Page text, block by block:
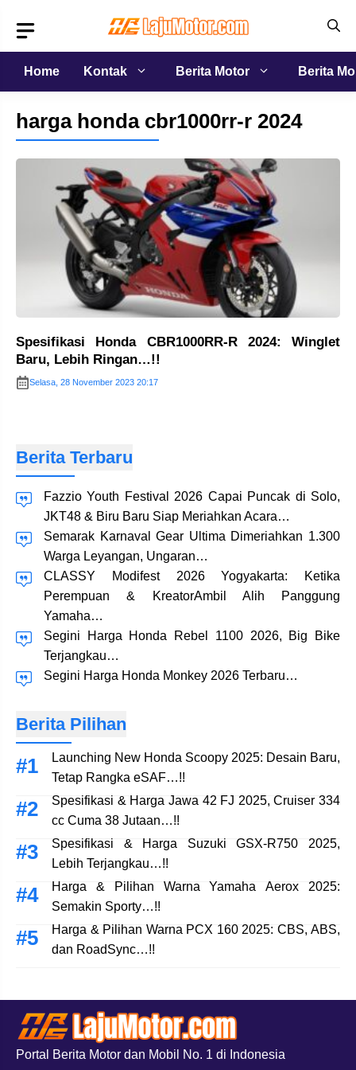
isi
Home
Kontak Berita Motor Berita
harga honda cbr1000rr-r 2024
Spesifikasi Honda CBR1000RR-R 2024: Winglet
Baru, Lebih Ringan…!!
Selasa, 28 November 2023 20:17
Berita Terbaru
Fazzio Youth Festival 2026 Capai Puncak di Solo,
JKT48 & Biru Baru Siap Meriahkan Acara…
Semarak Karnaval Gear Ultima Dimeriahkan 1.300
Warga Leyangan, Ungaran…
CLASSY Modifest 2026 Yogyakarta: Ketika
Perempuan & KreatorAmbil Alih Panggung
Yamaha…
Segini Harga Honda Rebel 1100 2026, Big Bike
Terjangkau…
Segini Harga Honda Monkey 2026 Terbaru…
Berita Pilihan
Launching New Honda Scoopy 2025: Desain Baru,
Tetap Rangka eSAF…!!
Spesifikasi & Harga Jawa 42 FJ 2025, Cruiser 334
cc Cuma 38 Jutaan…!!
Spesifikasi & Harga Suzuki GSX-R750 2025,
Lebih Terjangkau…!!
Harga & Pilihan Warna Yamaha Aerox 2025:
Semakin Sporty…!!
Harga & Pilihan Warna PCX 160 2025: CBS, ABS,
dan RoadSync…!!
Portal Berita Motor dan Mobil No. 1 di Indonesia